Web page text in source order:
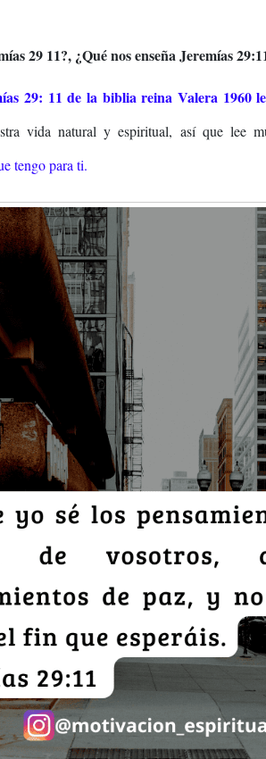
29 11?, ¿Qué nos enseña Jeremías
29: 11 de la biblia reina Valera 1960
vida natural y espiritual, así que lee
tengo para ti.